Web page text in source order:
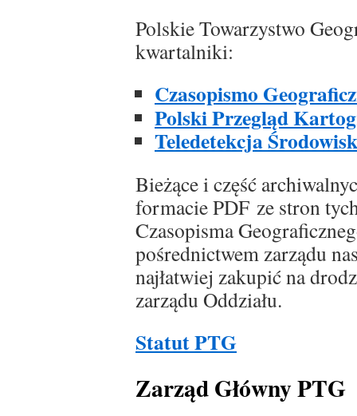
Polskie Towarzystwo
kwartalniki:
Czasopismo
Polski Przegląd
Teledetekcja
Bieżące i część
formacie PDF ze stron
Czasopisma
pośrednictwem zarządu
najłatwiej zakupić na
zarządu Oddziału.
Statut PTG
Zarząd Główny PTG